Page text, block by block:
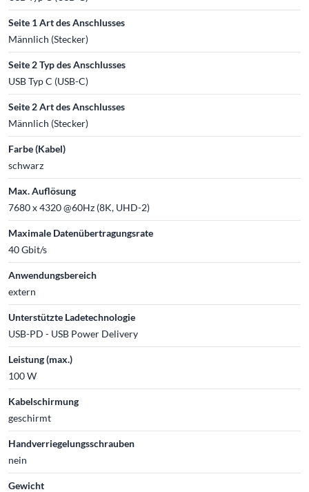
Seite 1 Art des Anschlusses
Männlich (Stecker)
Seite 2 Typ des Anschlusses
USB Typ C (USB-C)
Seite 2 Art des Anschlusses
Männlich (Stecker)
Farbe (Kabel)
schwarz
Max. Auflösung
7680 x 4320 @60Hz (8K, UHD-2)
Maximale Datenübertragungsrate
40 Gbit/s
Anwendungsbereich
extern
Unterstützte Ladetechnologie
USB-PD - USB Power Delivery
Leistung (max.)
100 W
Kabelschirmung
geschirmt
Handverriegelungsschrauben
nein
Gewicht